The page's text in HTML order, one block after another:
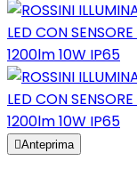
Anteprima